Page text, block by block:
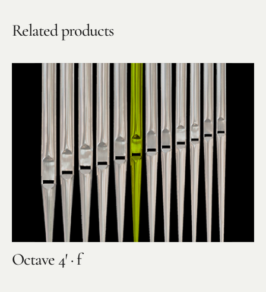
Related products
Octave 4′ · f